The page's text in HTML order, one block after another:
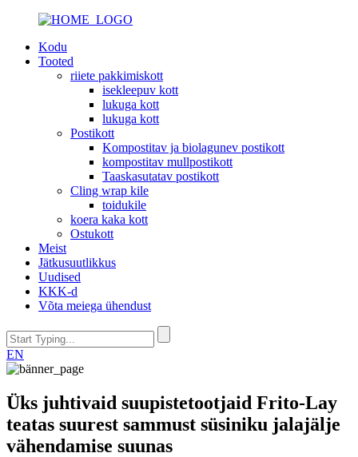
Kodu
Tooted
riiete pakkimiskott
isekleepuv kott
lukuga kott
lukuga kott
Postikott
Kompostitav ja biolagunev postikott
kompostitav mullpostikott
Taaskasutatav postikott
Cling wrap kile
toidukile
koera kaka kott
Ostukott
Meist
Jätkusuutlikkus
Uudised
KKK-d
Võta meiega ühendust
EN
Üks juhtivaid suupistetootjaid Frito-Lay
teatas suurest sammust süsiniku jalajälje
vähendamise suunas